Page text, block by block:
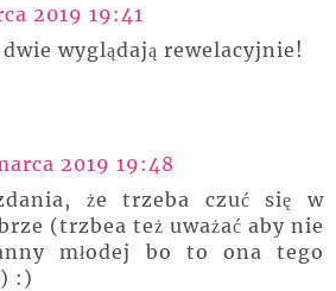
2019 19:41
wyglądają rewelacyjnie!
2019 19:48
że trzeba czuć się w
(trzbea też uważać aby nie
młodej bo to ona tego
:)